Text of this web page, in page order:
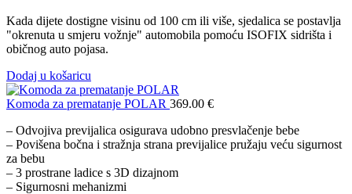
Kada dijete dostigne visinu od 100 cm ili više, sjedalica se postavlja
"okrenuta u smjeru vožnje" automobila pomoću ISOFIX sidrišta i
običnog auto pojasa.
Dodaj u košaricu
Komoda za prematanje POLAR 369.00 €
– Odvojiva previjalica osigurava udobno presvlačenje bebe
– Povišena bočna i stražnja strana previjalice pružaju veću sigurnost
za bebu
– 3 prostrane ladice s 3D dizajnom
– Sigurnosni mehanizmi